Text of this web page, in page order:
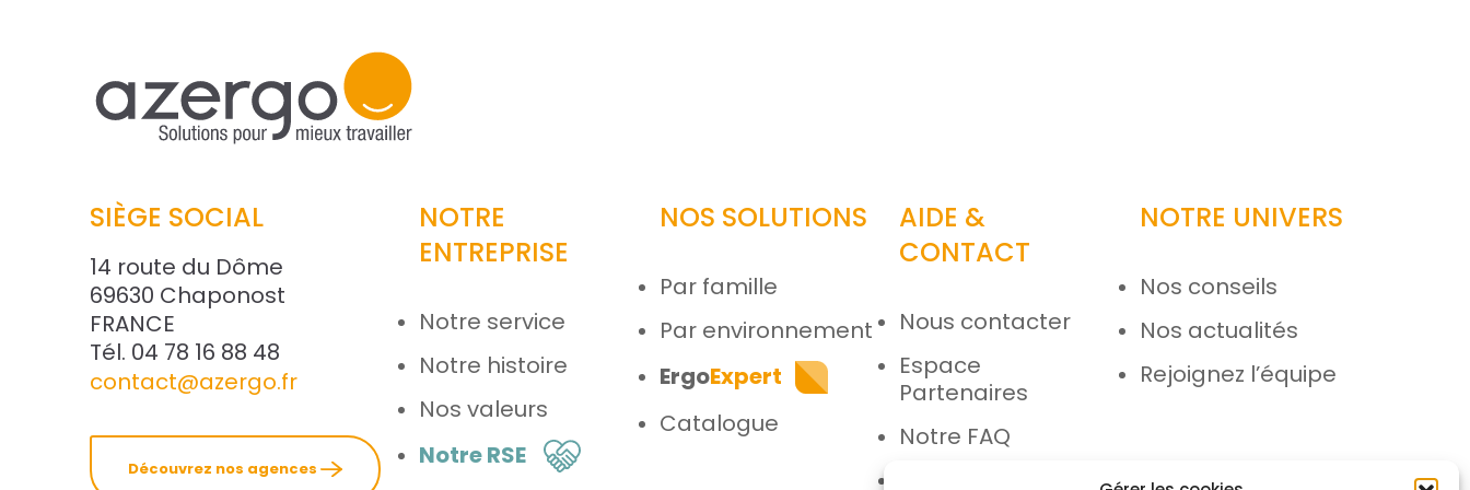
SIÈGE SOCIAL
14 route du Dôme
69630 Chaponost
FRANCE
Tél. 04 78 16 88 48
contact@azergo.fr
Découvrez nos agences
NOTRE
ENTREPRISE
Notre service
Notre histoire
Nos valeurs
Notre RSE
NOS SOLUTIONS
Par famille
Par environnement
ErgoExpert
Catalogue
AIDE &
CONTACT
Nous contacter
Espace
Partenaires
Notre FAQ
NOTRE UNIVERS
Nos conseils
Nos actualités
Rejoignez l’équipe